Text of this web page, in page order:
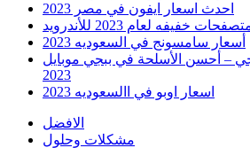
احدث اسعار ايفون في مصر 2023
أسعار سامسونج في السعوديه 2023
في ببجي – أحسن الأسلحة في ببجي موبايل
2023
اسعار اوبو في االسعوديه 2023
الافضل
مشكلات وحلول